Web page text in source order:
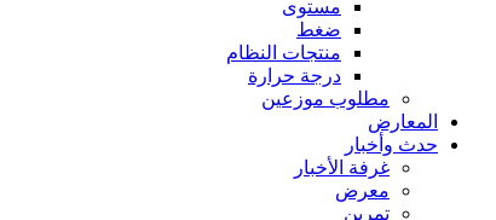
مستوى
ضغط
منتجات النظام
درجة حرارة
مطلوب موزعين
المعارض
حدث وأخبار
غرفة الأخبار
معرض
تمرين